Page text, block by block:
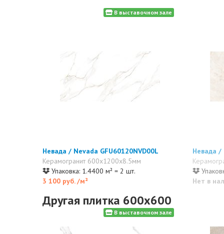
В выставочном зале
Невада / Nevada GFU60120NVD00L
Керамогранит 600x1200x8.5мм
Упаковка: 1.4400 м² = 2 шт.
3 100 руб./м²
Невада /
Нет в
Другая плитка 600x600
В выставочном зале